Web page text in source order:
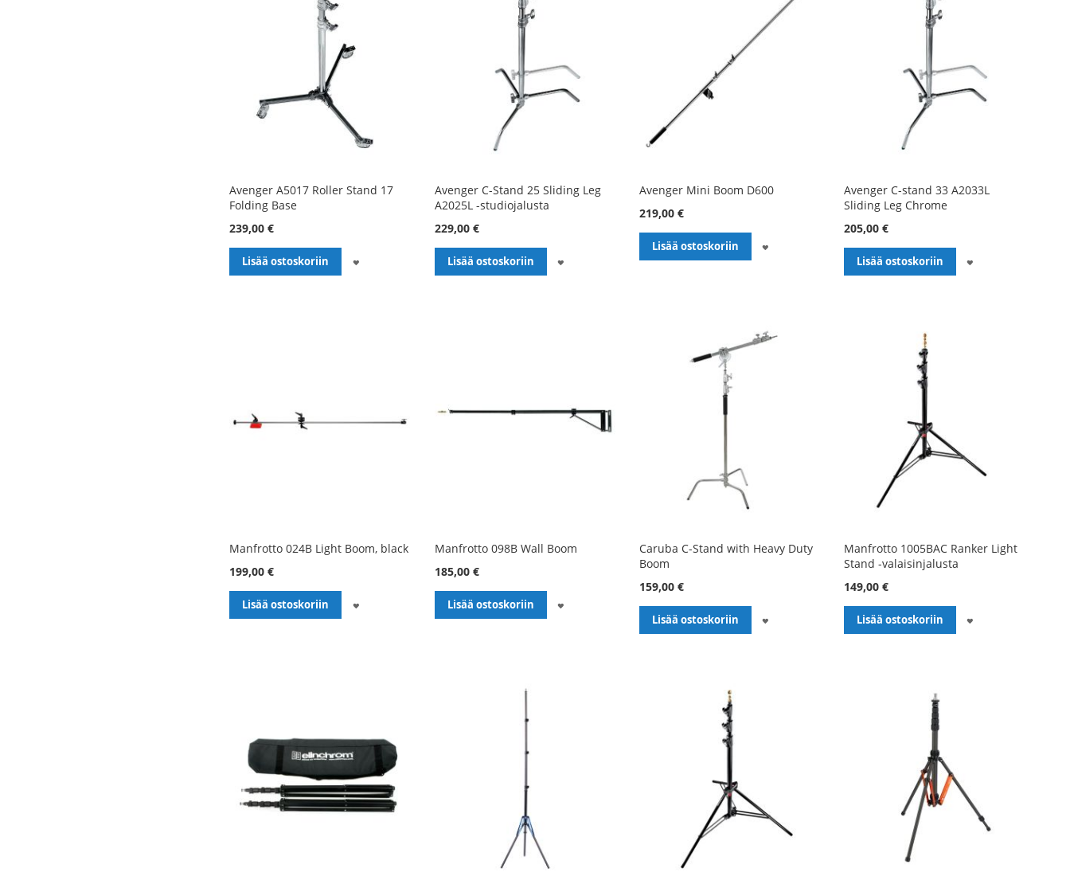
Avenger A5017 Roller Stand 17
Folding Base
239,00 €
Lisää ostoskoriin
Avenger C-Stand 25 Sliding Leg
A2025L -studiojalusta
229,00 €
Lisää ostoskoriin
Avenger Mini Boom D600
219,00 €
Lisää ostoskoriin
TOIVELISTALLE
Avenger C-stand 33 A2033L
Sliding Leg Chrome
205,00 €
Lisää ostoskoriin
Manfrotto 024B Light Boom, black
199,00 €
Lisää ostoskoriin
Manfrotto 098B Wall Boom
185,00 €
Lisää ostoskoriin
TOIVELISTALLE
Caruba C-Stand with Heavy Duty
Boom
159,00 €
Lisää ostoskoriin
Manfrotto 1005BAC Ranker Light
Stand -valaisinjalusta
149,00 €
Lisää ostoskoriin